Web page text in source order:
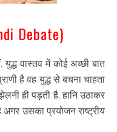
Debate)
वास्तव में कोई अच्छी बात
है वह युद्ध से बचना चाहता
ही पड़ती है. हानि उठाकर
अगर उसका प्रयोजन राष्ट्रीय